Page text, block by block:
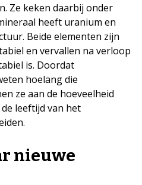
Ze keken daarbij onder
heeft uranium en
Beide elementen zijn
en vervallen na verloop
is. Doordat
hoelang die
ze aan de hoeveelheid
leeftijd van het
nieuwe